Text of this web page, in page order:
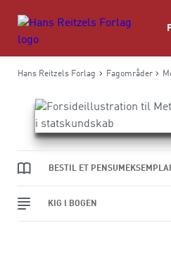
Hans Reitzels Forlag Fagområder
BESTIL ET
KIG I BOGEN